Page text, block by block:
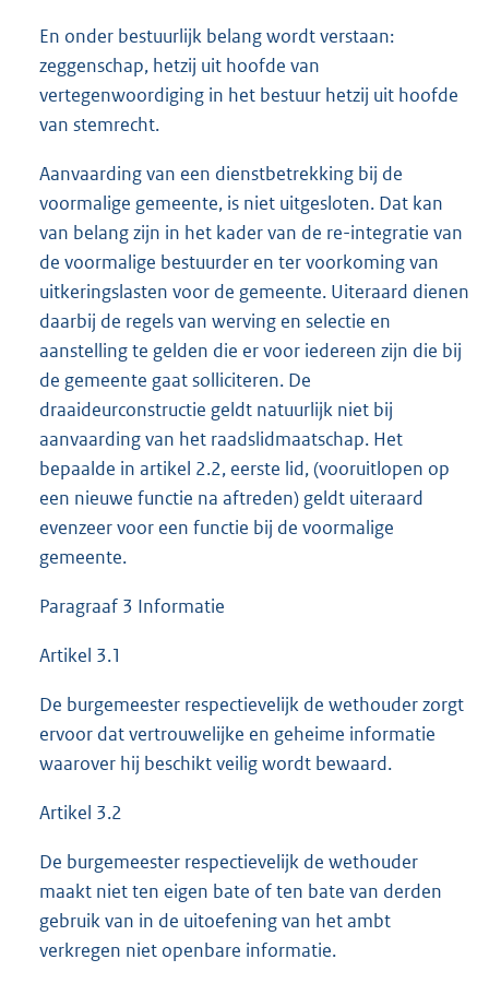
En onder bestuurlijk belang wordt verstaan:
zeggenschap, hetzij uit hoofde van
vertegenwoordiging in het bestuur hetzij uit hoofde
van stemrecht.
Aanvaarding van een dienstbetrekking bij de
voormalige gemeente, is niet uitgesloten. Dat kan
van belang zijn in het kader van de re-integratie van
de voormalige bestuurder en ter voorkoming van
uitkeringslasten voor de gemeente. Uiteraard dienen
daarbij de regels van werving en selectie en
aanstelling te gelden die er voor iedereen zijn die bij
de gemeente gaat solliciteren. De
draaideurconstructie geldt natuurlijk niet bij
aanvaarding van het raadslidmaatschap. Het
bepaalde in artikel 2.2, eerste lid, (vooruitlopen op
een nieuwe functie na aftreden) geldt uiteraard
evenzeer voor een functie bij de voormalige
gemeente.
Paragraaf 3 Informatie
Artikel 3.1
De burgemeester respectievelijk de wethouder zorgt
ervoor dat vertrouwelijke en geheime informatie
waarover hij beschikt veilig wordt bewaard.
Artikel 3.2
De burgemeester respectievelijk de wethouder
maakt niet ten eigen bate of ten bate van derden
gebruik van in de uitoefening van het ambt
verkregen niet openbare informatie.